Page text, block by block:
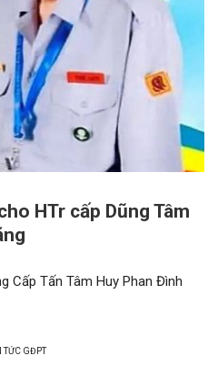
HTr cấp Dũng Tâm
Cấp Tấn Tâm Huy Phan Đình
TỨC GĐPT